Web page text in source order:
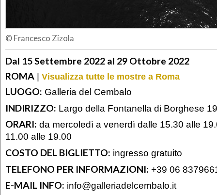
© Francesco Zizola
Dal 15 Settembre 2022 al 29 Ottobre 2022
ROMA | Visualizza tutte le mostre a Roma
LUOGO: Galleria del Cembalo
INDIRIZZO: Largo della Fontanella di Borghese 19
ORARI: da mercoledì a venerdì dalle 15.30 alle
11.00 alle 19.00
COSTO DEL BIGLIETTO: ingresso gratuito
TELEFONO PER INFORMAZIONI: +39 06
E-MAIL INFO: info@galleriadelcembalo.it